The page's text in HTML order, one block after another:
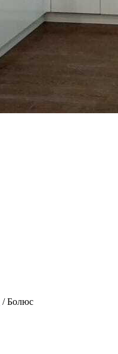
/ Болюс